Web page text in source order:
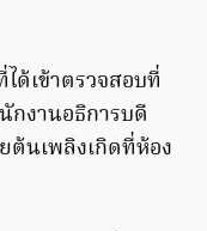
ด้เข้าตรวจสอบที่
กงานอธิการบดี
นเพลิงเกิดที่ห้อง